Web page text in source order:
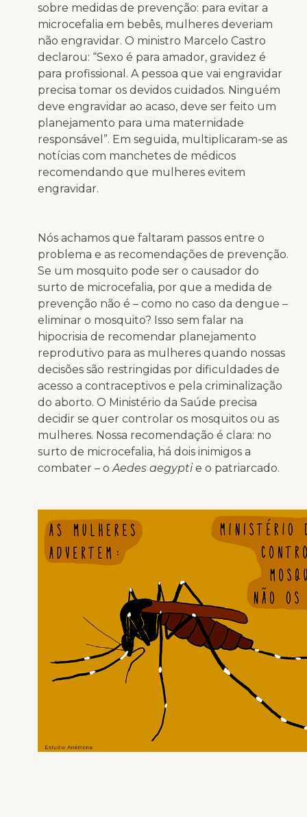
sobre medidas de prevenção: para evitar a
microcefalia em bebês, mulheres deveriam
não engravidar. O ministro Marcelo Castro
declarou: “Sexo é para amador, gravidez é
para profissional. A pessoa que vai engravidar
precisa tomar os devidos cuidados. Ninguém
deve engravidar ao acaso, deve ser feito um
planejamento para uma maternidade
responsável”. Em seguida, multiplicaram-se as
notícias com manchetes de médicos
recomendando que mulheres evitem
engravidar.
Nós achamos que faltaram passos entre o
problema e as recomendações de prevenção.
Se um mosquito pode ser o causador do
surto de microcefalia, por que a medida de
prevenção não é – como no caso da dengue –
eliminar o mosquito? Isso sem falar na
hipocrisia de recomendar planejamento
reprodutivo para as mulheres quando nossas
decisões são restringidas por dificuldades de
acesso a contraceptivos e pela criminalização
do aborto. O Ministério da Saúde precisa
decidir se quer controlar os mosquitos ou as
mulheres. Nossa recomendação é clara: no
surto de microcefalia, há dois inimigos a
combater – o Aedes aegyptie o patriarcado.